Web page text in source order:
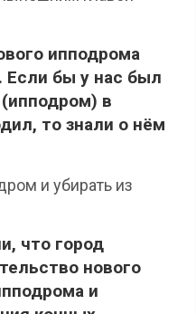
ипподрома
Если бы у нас был
в
то знали о нём
и убирать из
что город
нового
и